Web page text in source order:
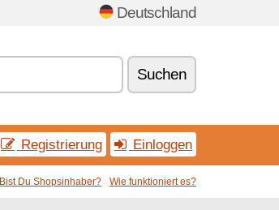
Deutschland
Suchen
Registrierung Einloggen
Bist Du Shopsinhaber? Wie funktioniert es?